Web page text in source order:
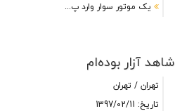
یک موتور سوار وارد پ...
شاهد آزار بوده‌ام
تهران / تهران
تاریخ: 1397/02/11